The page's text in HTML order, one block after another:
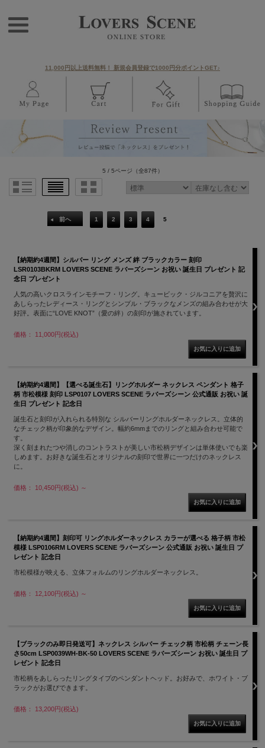
11,000円以上送料無料！ 新規会員登録で1000円分ポイントGET♪
5 / 5ページ （全87件）
前へ 1 2 3 4 5
【納期約4週間】シルバー リング メンズ 絆 ブラックカラー 刻印
LSR0103BKRM LOVERS SCENE ラバーズシーン お祝い 誕生日 プレゼント 記
念日 プレゼント
人気の高いクロスラインモチーフ・リング。キュービック・ジルコニアを贅沢に
あしらったレディース・リングとシンプル・ブラックなメンズの組み合わせが大
好評。表面に“LOVE KNOT”（愛の絆）の刻印が施されています。
価格： 11,000円(税込)
【納期約4週間】【選べる誕生石】リングホルダー ネックレス ペンダント 格子
柄 市松模様 刻印 LSP0107 LOVERS SCENE ラバーズシーン 公式通販 お祝い 誕
生日 プレゼント 記念日
誕生石と刻印が入れられる特別な シルバーリングホルダーネックレス。立体的
なチェック柄が印象的なデザイン。幅約6mmまでのリングと組み合わせ可能で
す。
深く刻まれたつや消しのコントラストが美しい市松柄デザインは単体使いでも楽
しめます。お好きな誕生石とオリジナルの刻印で世界に一つだけのネックレス
に。
価格： 10,450円(税込) ～
【納期約4週間】刻印可 リングホルダーネックレス カラーが選べる 格子柄 市松
模様 LSP0106RM LOVERS SCENE ラバーズシーン 公式通販 お祝い 誕生日 プ
レゼント 記念日
市松模様が映える、立体フォルムのリングホルダーネックレス。
価格： 12,100円(税込) ～
【ブラックのみ即日発送可】ネックレス シルバー チェック柄 市松柄 チェーン長
さ50cm LSP0039WH-BK-50 LOVERS SCENE ラバーズシーン お祝い 誕生日 プ
レゼント 記念日
市松柄をあしらったリングタイプのペンダントヘッド。お好みで、ホワイト・ブ
ラックがお選びできます。
価格： 13,200円(税込)